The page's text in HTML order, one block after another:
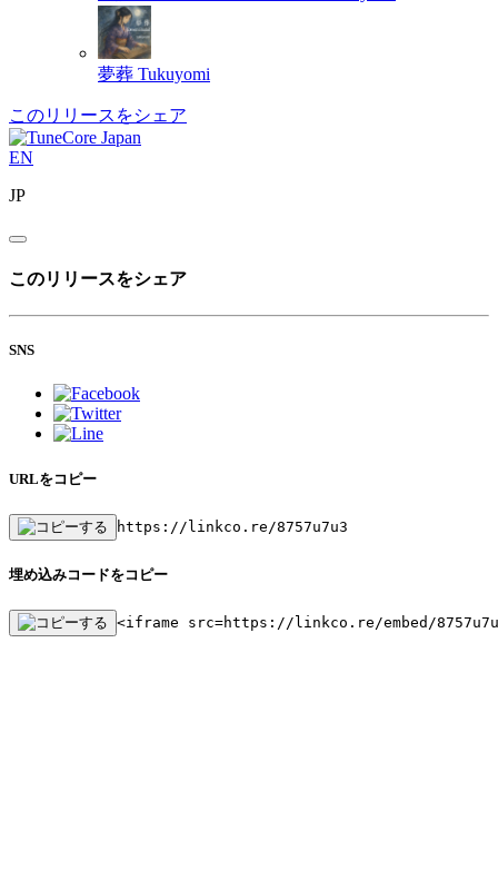
夢葬 Tukuyomi
このリリースをシェア
EN
JP
このリリースをシェア
SNS
URLをコピー
https://linkco.re/8757u7u3
埋め込みコードをコピー
<iframe src=https://linkco.re/embed/